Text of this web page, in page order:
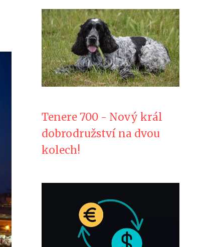
Tenere 700 - Nový král
dobrodružství na dvou
kolech!